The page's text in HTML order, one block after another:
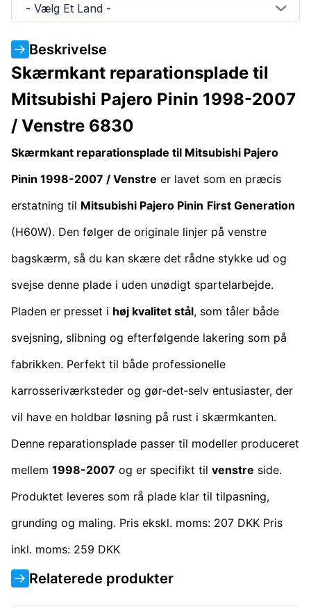
- Vælg Et Land -
Beskrivelse
Skærmkant reparationsplade til
Mitsubishi Pajero Pinin 1998-2007
/ Venstre 6830
Skærmkant reparationsplade til Mitsubishi Pajero
Pinin 1998-2007 / Venstre er lavet som en præcis
erstatning til Mitsubishi Pajero Pinin First Generation
(H60W). Den følger de originale linjer på venstre
bagskærm, så du kan skære det rådne stykke ud og
svejse denne plade i uden unødigt spartelarbejde.
Pladen er presset i høj kvalitet stål, som tåler både
svejsning, slibning og efterfølgende lakering som på
fabrikken. Perfekt til både professionelle
karrosseriværksteder og gør‑det‑selv entusiaster, der
vil have en holdbar løsning på rust i skærmkanten.
Denne reparationsplade passer til modeller produceret
mellem 1998-2007 og er specifikt til venstre side.
Produktet leveres som rå plade klar til tilpasning,
grunding og maling. Pris ekskl. moms: 207 DKK Pris
inkl. moms: 259 DKK
Relaterede produkter